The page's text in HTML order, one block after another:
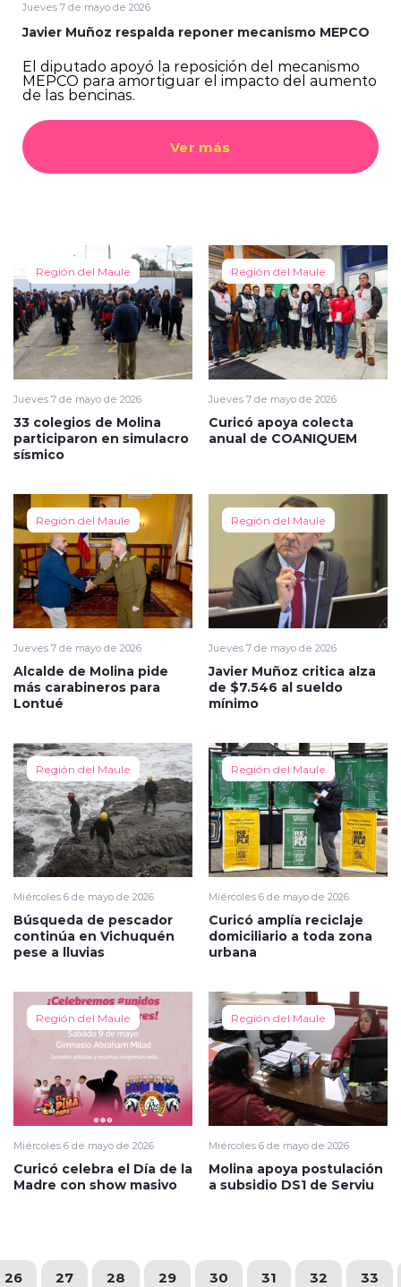
Jueves 7 de mayo de 2026
Javier Muñoz respalda reponer mecanismo MEPCO
El diputado apoyó la reposición del mecanismo
MEPCO para amortiguar el impacto del aumento
de las bencinas.
Ver más
Región del Maule
Jueves 7 de mayo de 2026
33 colegios de Molina
participaron en simulacro
sísmico
Región del Maule
Jueves 7 de mayo de 2026
Curicó apoya colecta
anual de COANIQUEM
Región del Maule
Jueves 7 de mayo de 2026
Alcalde de Molina pide
más carabineros para
Lontué
Región del Maule
Jueves 7 de mayo de 2026
Javier Muñoz critica alza
de $7.546 al sueldo
mínimo
Región del Maule
Miércoles 6 de mayo de 2026
Búsqueda de pescador
continúa en Vichuquén
pese a lluvias
Región del Maule
Miércoles 6 de mayo de 2026
Curicó amplía reciclaje
domiciliario a toda zona
urbana
Región del Maule
Miércoles 6 de mayo de 2026
Curicó celebra el Día de la
Madre con show masivo
Región del Maule
Miércoles 6 de mayo de 2026
Molina apoya postulación
a subsidio DS1 de Serviu
26 27 28 29 30 31 32 33